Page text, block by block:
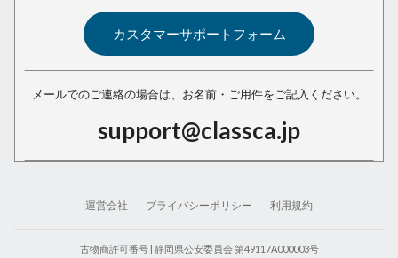
カスタマーサポートフォーム
メールでのご連絡の場合は、 お名前・ご用件をご記入ください。
support@classca.jp
古物商許可番号 | 静岡県公安委員会 第49117A000003号
運営会社 プライバシーポリシー 利用規約